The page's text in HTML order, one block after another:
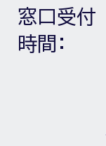
窓口受付
時間: